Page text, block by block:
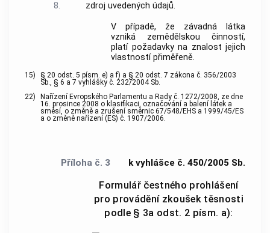
8.
zdroj uvedených údajů.
V případě, že závadná látka
vzniká zemědělskou činností,
platí požadavky na znalost jejich
vlastností přiměřeně.
15)
§ 20 odst. 5 písm. e) a f) a § 20 odst. 7 zákona č. 356/2003
Sb., § 6 a 7 vyhlášky č. 232/2004 Sb.
22)
Nařízení Evropského Parlamentu a Rady č. 1272/2008, ze dne
16. prosince 2008 o klasifikaci, označování a balení látek a
směsí, o změně a zrušení směrnic 67/548/EHS a 1999/45/ES
a o změně nařízení (ES) č. 1907/2006.
Příloha č. 3 k vyhlášce č. 450/2005 Sb.
Formulář čestného prohlášení
pro provádění zkoušek těsnosti
podle § 3a odst. 2 písm. a):